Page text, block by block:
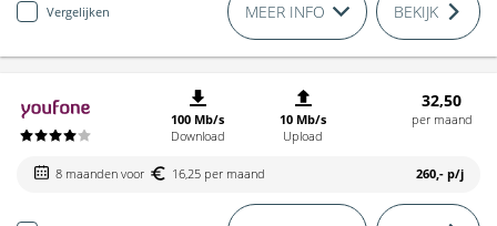
Vergelijken MEER INFO BEKIJK
100 Mb/s
Download
10 Mb/s
Upload
32,50
per maand
8 maanden voor 16,25 per maand 260,- p/j